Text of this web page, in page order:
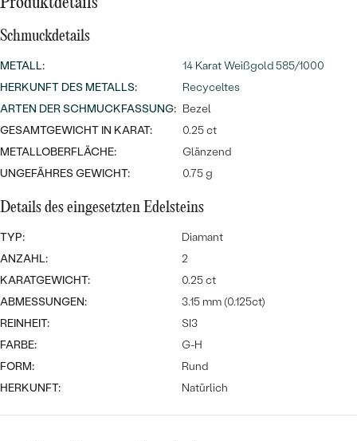
Wave Kollektion
ANSEHEN
NACH DER FARBE
MASSGEFERTIGTER
DIAMANTEN
Ohrrinnge
Personalisierte
Halsketten
ANSEHEN
Meistverkaufte
Ringe
ANSEHEN
Produktdetails
Schmuckdetails
METALL:
14 Karat Weißgold 585/1000
HERKUNFT DES METALLS:
Recyceltes
ARTEN DER SCHMUCKFASSUNG: Bezel
GESAMTGEWICHT IN KARAT:
0.25 ct
METALLOBERFLÄCHE:
Glänzend
UNGEFÄHRES GEWICHT:
0.75 g
Details des eingesetzten Edelsteins
TYP:
Diamant
ANZAHL:
2
KARATGEWICHT:
0.25 ct
ABMESSUNGEN:
3.15 mm (0.125ct)
REINHEIT:
SI3
FARBE:
G-H
FORM:
Rund
HERKUNFT:
Natürlich